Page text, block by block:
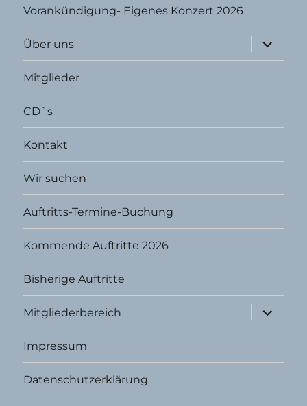
Vorankündigung- Eigenes Konzert 2026
Über uns
öffnen
Mitglieder
CD`s
Kontakt
Wir suchen
Auftritts-Termine-Buchung
Kommende Auftritte 2026
Bisherige Auftritte
Mitgliederbereich
öffnen
Impressum
Datenschutzerklärung